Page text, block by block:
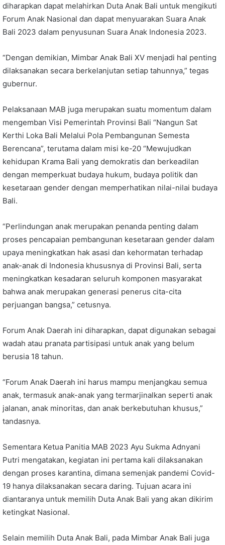
diharapkan dapat melahirkan Duta Anak Bali untuk mengikuti
Forum Anak Nasional dan dapat menyuarakan Suara Anak
Bali 2023 dalam penyusunan Suara Anak Indonesia 2023.
“Dengan demikian, Mimbar Anak Bali XV menjadi hal penting
dilaksanakan secara berkelanjutan setiap tahunnya,” tegas
gubernur.
Pelaksanaan MAB juga merupakan suatu momentum dalam
mengemban Visi Pemerintah Provinsi Bali “Nangun Sat
Kerthi Loka Bali Melalui Pola Pembangunan Semesta
Berencana”, terutama dalam misi ke-20 “Mewujudkan
kehidupan Krama Bali yang demokratis dan berkeadilan
dengan memperkuat budaya hukum, budaya politik dan
kesetaraan gender dengan memperhatikan nilai-nilai budaya
Bali.
“Perlindungan anak merupakan penanda penting dalam
proses pencapaian pembangunan kesetaraan gender dalam
upaya meningkatkan hak asasi dan kehormatan terhadap
anak-anak di Indonesia khususnya di Provinsi Bali, serta
meningkatkan kesadaran seluruh komponen masyarakat
bahwa anak merupakan generasi penerus cita-cita
perjuangan bangsa,” cetusnya.
Forum Anak Daerah ini diharapkan, dapat digunakan sebagai
wadah atau pranata partisipasi untuk anak yang belum
berusia 18 tahun.
“Forum Anak Daerah ini harus mampu menjangkau semua
anak, termasuk anak-anak yang termarjinalkan seperti anak
jalanan, anak minoritas, dan anak berkebutuhan khusus,”
tandasnya.
Sementara Ketua Panitia MAB 2023 Ayu Sukma Adnyani
Putri mengatakan, kegiatan ini pertama kali dilaksanakan
dengan proses karantina, dimana semenjak pandemi Covid-
19 hanya dilaksanakan secara daring. Tujuan acara ini
diantaranya untuk memilih Duta Anak Bali yang akan dikirim
ketingkat Nasional.
Selain memilih Duta Anak Bali, pada Mimbar Anak Bali juga